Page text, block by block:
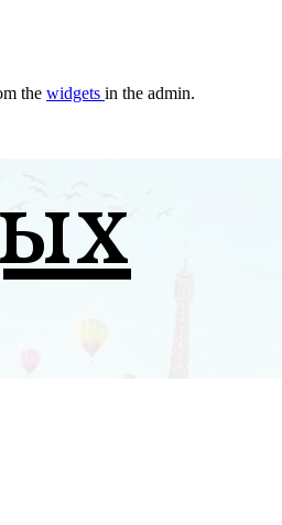
the widgets in the admin.